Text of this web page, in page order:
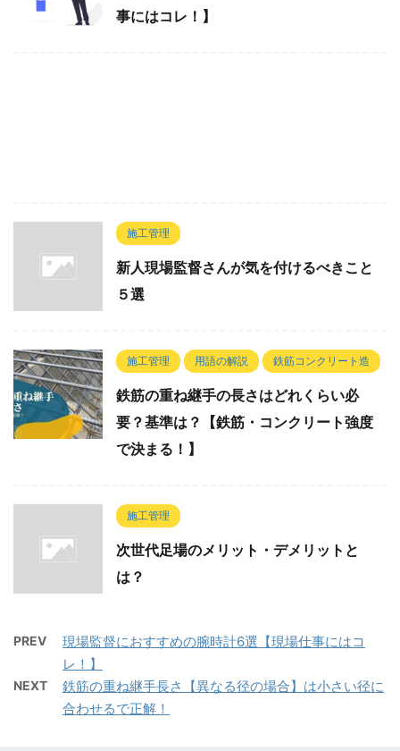
事にはコレ！】
施工管理
新人現場監督さんが気を付けるべきこと
５選
施工管理 用語の解説 鉄筋コンクリート造
鉄筋の重ね継手の長さはどれくらい必
要？基準は？【鉄筋・コンクリート強度
で決まる！】
施工管理
次世代足場のメリット・デメリットと
は？
PREV
現場監督におすすめの腕時計6選【現場仕事にはコ
レ！】
NEXT
鉄筋の重ね継手長さ【異なる径の場合】は小さい径に
合わせるで正解！